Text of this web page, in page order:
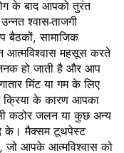
के बाद आपको तुरंत
श्वास-ताजगी
बैठकों, सामाजिक
आत्मविश्वास महसूस करते
हो जाती है और आप
मिंट या गम के लिए
क्रिया के कारण आपका
कठोर जलन या कुछ अन्य
के। मैक्सम टूथपेस्ट
जो आपके आत्मविश्वास को